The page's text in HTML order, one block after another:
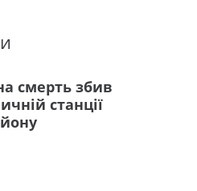
смерть збив
станції